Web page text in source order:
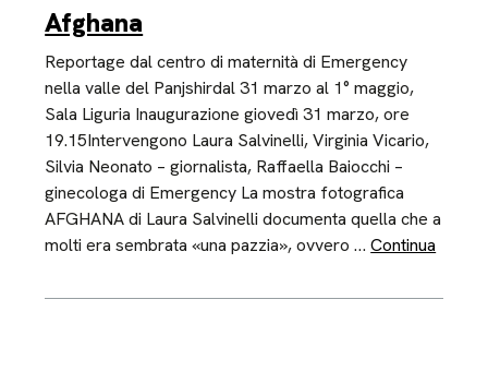
Afghana
Reportage dal centro di maternità di Emergency
nella valle del Panjshirdal 31 marzo al 1° maggio,
Sala Liguria Inaugurazione giovedì 31 marzo, ore
19.15Intervengono Laura Salvinelli, Virginia Vicario,
Silvia Neonato – giornalista, Raffaella Baiocchi –
ginecologa di Emergency La mostra fotografica
AFGHANA di Laura Salvinelli documenta quella che a
molti era sembrata «una pazzia», ovvero …Continua